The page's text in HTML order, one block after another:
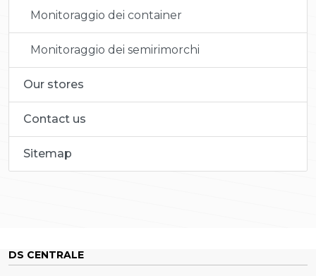
Monitoraggio dei container
Monitoraggio dei semirimorchi
Our stores
Contact us
Sitemap
DS CENTRALE